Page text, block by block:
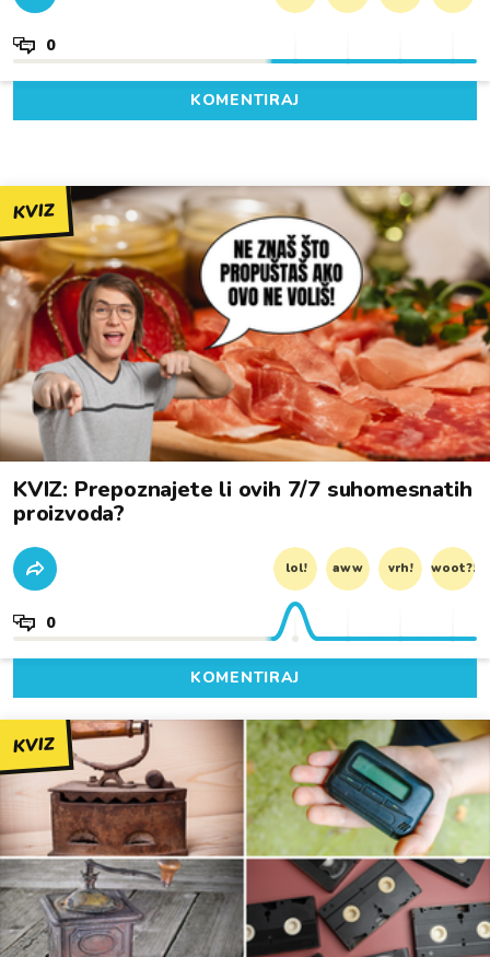
0
KOMENTIRAJ
KVIZ
KVIZ: Prepoznajete li ovih 7/7 suhomesnatih
proizvoda?
lol! aww vrh! woot?!
0
KOMENTIRAJ
KVIZ